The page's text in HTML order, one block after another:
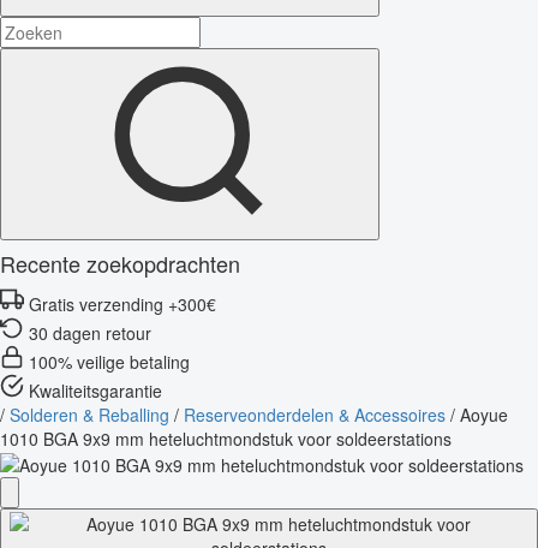
Recente zoekopdrachten
Gratis verzending +300€
30 dagen retour
100% veilige betaling
Kwaliteitsgarantie
/ Solderen & Reballing / Reserveonderdelen & Accessoires / Aoyue
1010 BGA 9x9 mm heteluchtmondstuk voor soldeerstations